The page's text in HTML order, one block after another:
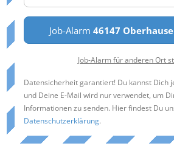
Job-Alarm 46147
Job-Alarm für anderen Ort
Datensicherheit garantiert! Du kannst Dich
und Deine E-Mail wird nur verwendet, um
Informationen zu senden. Hier findest Du
Datenschutzerklärung.